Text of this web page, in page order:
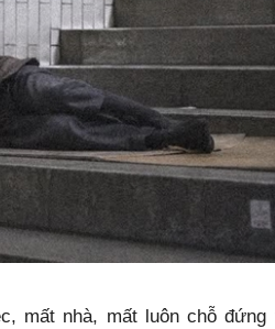
mất nhà, mất luôn chỗ đứng